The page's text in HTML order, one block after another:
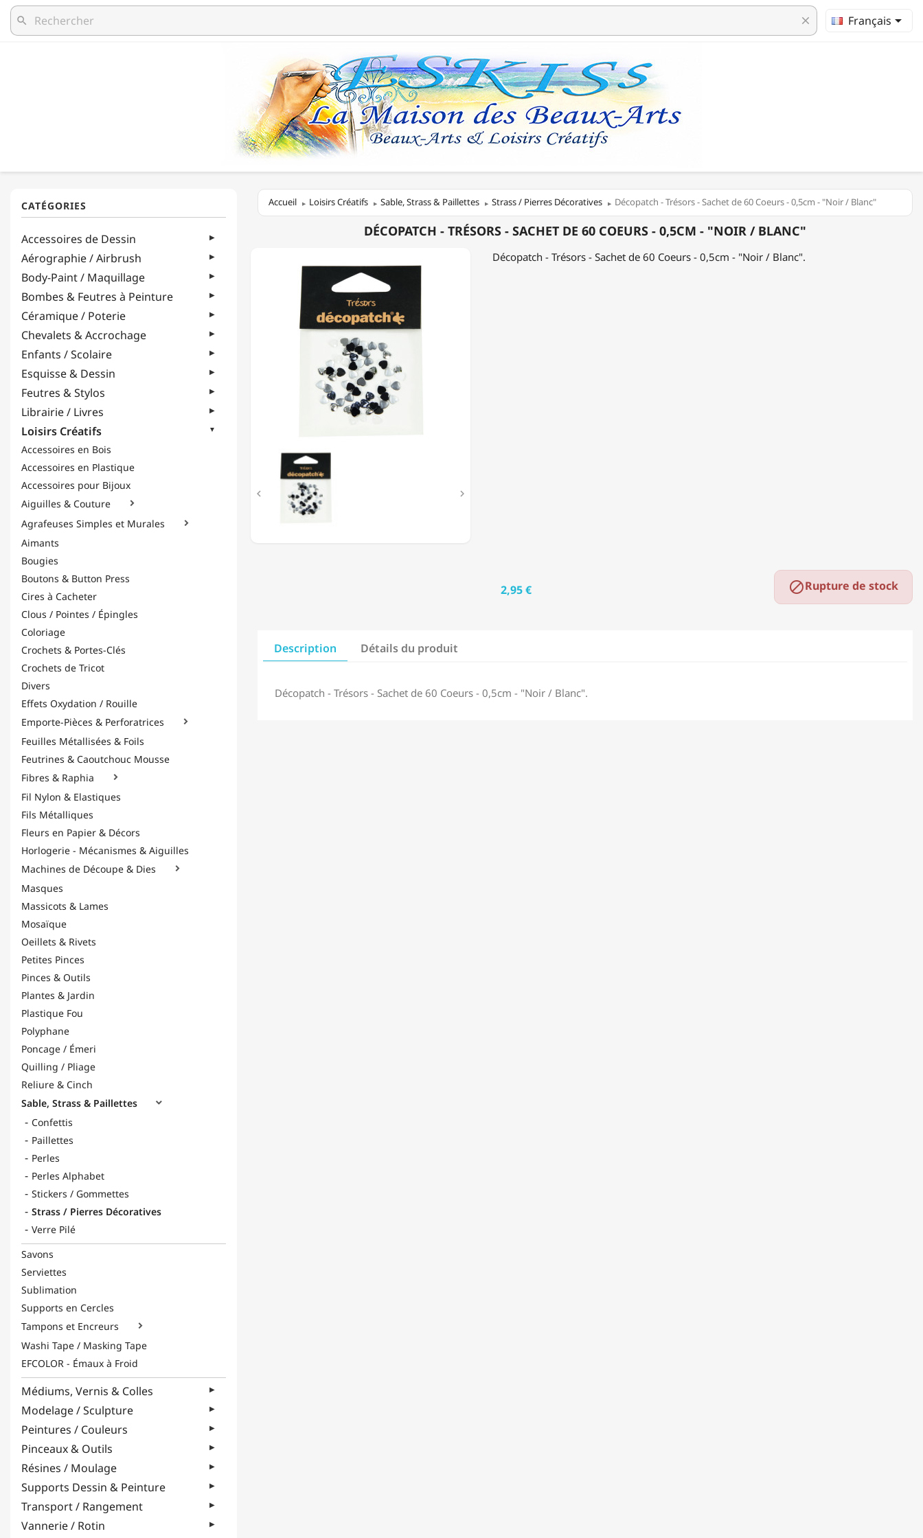
search clear Français
Accessoires de Dessin
Aérographie / Airbrush
Body-Paint / Maquillage
Bombes & Feutres à Peinture
Céramique / Poterie
Chevalets & Accrochage
Enfants / Scolaire
Esquisse & Dessin
Feutres & Stylos
Librairie / Livres
Loisirs Créatifs
Accessoires en Bois
Accessoires en Plastique
Accessoires pour Bijoux
Aiguilles & Couture

Agrafeuses Simples et Murales 
Aimants
Bougies
Boutons & Button Press
Cires à Cacheter
Clous / Pointes / Épingles
Coloriage
Crochets & Portes-Clés
Crochets de Tricot
Divers
Effets Oxydation / Rouille
Emporte-Pièces & Perforatrices

Feuilles Métallisées & Foils
Feutrines & Caoutchouc Mousse
Fibres & Raphia

Fil Nylon & Elastiques
Fils Métalliques
Fleurs en Papier & Décors
Horlogerie - Mécanismes & Aiguilles
Machines de Découpe & Dies

Masques
Massicots & Lames
Mosaïque
Oeillets & Rivets
Petites Pinces
Pinces & Outils
Plantes & Jardin
Plastique Fou
Polyphane
Poncage / Émeri
Quilling / Pliage
Reliure & Cinch
Sable, Strass & Paillettes

Confettis
Paillettes
Perles
Perles Alphabet
Stickers / Gommettes
Strass / Pierres Décoratives
Verre Pilé
Savons
Serviettes
Sublimation
Supports en Cercles
Tampons et Encreurs

Washi Tape / Masking Tape
EFCOLOR - Émaux à Froid
Médiums, Vernis & Colles
Modelage / Sculpture
Peintures / Couleurs
Pinceaux & Outils
Résines / Moulage
Supports Dessin & Peinture
Transport / Rangement
Vannerie / Rotin
Accueil Loisirs Créatifs Sable, Strass & Paillettes Strass / Pierres Décoratives Décopatch - Trésors - Sachet de 60 Coeurs - 0,5cm - "Noir / Blanc"
SACHET
COEURS
DÉCOPATCH - TRÉSORS - SACHET DE 60 COEURS - 0,5CM - "NOIR / BLANC"
 
Décopatch - Trésors - Sachet de 60 Coeurs - 0,5cm - "Noir / Blanc".
2,95 € Rupture de stock
Description Détails du produit
Décopatch - Trésors - Sachet de 60 Coeurs - 0,5cm - "Noir / Blanc".